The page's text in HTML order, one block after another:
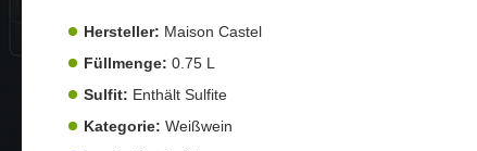
Hersteller: Maison Castel
Füllmenge: 0.75 L
Sulfit: Enthält Sulfite
Kategorie: Weißwein